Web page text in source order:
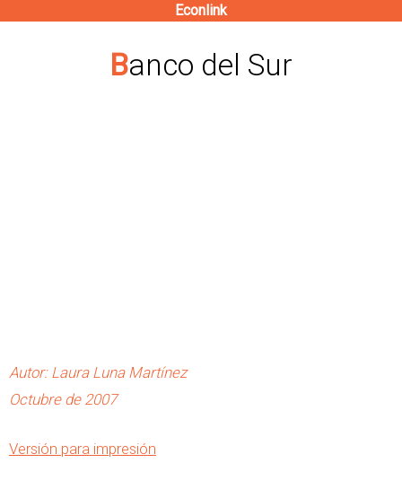
contenido
Econlink
Banco del Sur
Autor: Laura Luna Martínez
Octubre de 2007
Versión para impresión